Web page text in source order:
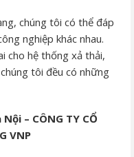
chúng tôi có thể đáp
nghiệp khác nhau.
cho hệ thống xả thải,
tôi đều có những
– CÔNG TY CỔ
VNP